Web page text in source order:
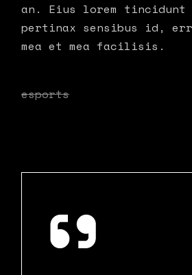
an. Eius lorem
pertinax sensibus id,
mea et mea facilisis.
esports